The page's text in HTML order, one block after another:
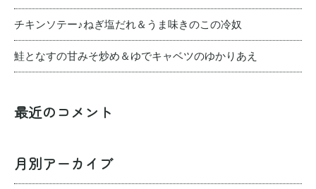
チキンソテー♪ねぎ塩だれ＆うま味きのこの冷奴
鮭となすの甘みそ炒め＆ゆでキャベツのゆかりあえ
最近のコメント
月別アーカイブ